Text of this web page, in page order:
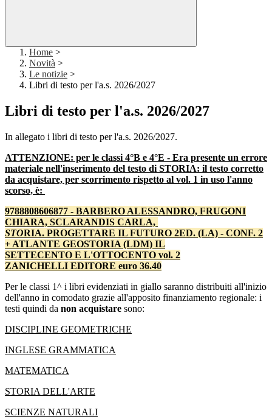
Home >
Novità >
Le notizie >
Libri di testo per l'a.s. 2026/2027
Libri di testo per l'a.s. 2026/2027
In allegato i libri di testo per l'a.s. 2026/2027.
ATTENZIONE: per le classi 4°B e 4°E - Era presente un errore
materiale nell'inserimento del testo di STORIA: il testo corretto
da acquistare, per scorrimento rispetto al vol. 1 in uso l'anno
scorso, è:
9788808606877 - BARBERO ALESSANDRO, FRUGONI
CHIARA, SCLARANDIS CARLA,
STORIA. PROGETTARE IL FUTURO 2ED. (LA) - CONF. 2
+ ATLANTE GEOSTORIA (LDM) IL
SETTECENTO E L'OTTOCENTO vol. 2
ZANICHELLI EDITORE euro 36.40
Per le classi 1^ i libri evidenziati in giallo saranno distribuiti all'inizio
dell'anno in comodato grazie all'apposito finanziamento regionale: i
testi quindi da non acquistare sono:
DISCIPLINE GEOMETRICHE
INGLESE GRAMMATICA
MATEMATICA
STORIA DELL'ARTE
SCIENZE NATURALI